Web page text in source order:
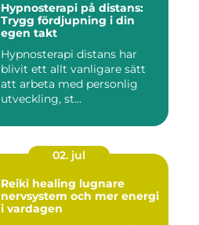
Hypnosterapi på distans:
Trygg fördjupning i din
egen takt
Hypnosterapi distans har
blivit ett allt vanligare sätt
att arbeta med personlig
utveckling, st...
02. jul
Reiki healing lugnare
nervsystem och mer energi
i vardagen